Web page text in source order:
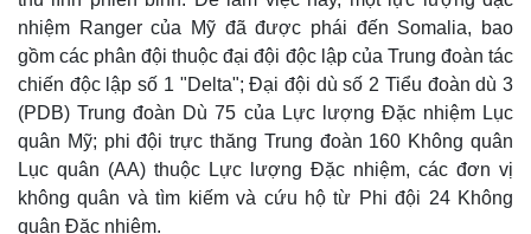
Thế giới
Quan sát
Cuộc sống đó đây
Multimedia
Video
Ảnh
Infographic
nhiệm Ranger của Mỹ đã được phái đến Somalia, bao
gồm các phân đội thuộc đại đội độc lập của Trung đoàn tác
chiến độc lập số 1 "Delta"; Đại đội dù số 2 Tiểu đoàn dù 3
(PDB) Trung đoàn Dù 75 của Lực lượng Đặc nhiệm Lục
quân Mỹ; phi đội trực thăng Trung đoàn 160 Không quân
Lục quân (AA) thuộc Lực lượng Đặc nhiệm, các đơn vị
không quân và tìm kiếm và cứu hộ từ Phi đội 24 Không
quân Đặc nhiệm.